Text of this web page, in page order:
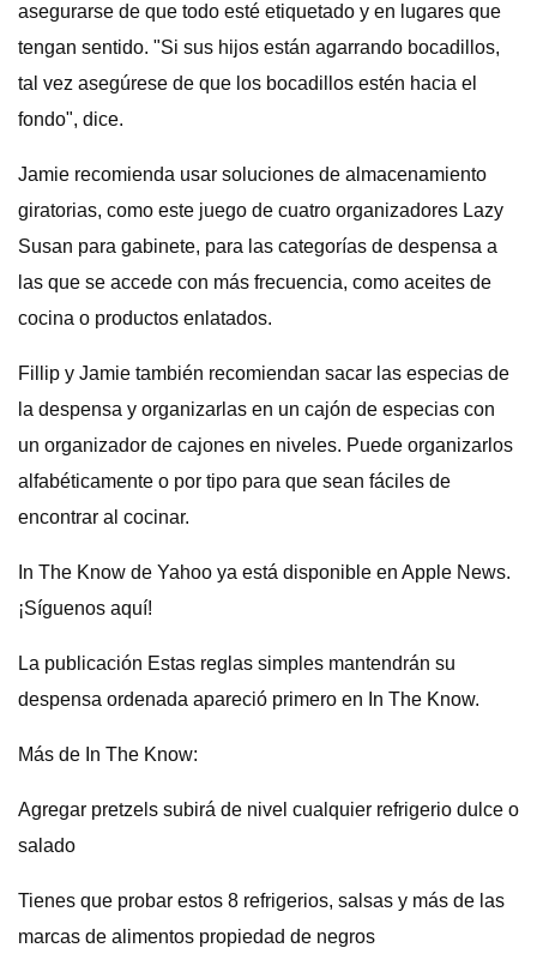
asegurarse de que todo esté etiquetado y en lugares que
tengan sentido. "Si sus hijos están agarrando bocadillos,
tal vez asegúrese de que los bocadillos estén hacia el
fondo", dice.
Jamie recomienda usar soluciones de almacenamiento
giratorias, como este juego de cuatro organizadores Lazy
Susan para gabinete, para las categorías de despensa a
las que se accede con más frecuencia, como aceites de
cocina o productos enlatados.
Fillip y Jamie también recomiendan sacar las especias de
la despensa y organizarlas en un cajón de especias con
un organizador de cajones en niveles. Puede organizarlos
alfabéticamente o por tipo para que sean fáciles de
encontrar al cocinar.
In The Know de Yahoo ya está disponible en Apple News.
¡Síguenos aquí!
La publicación Estas reglas simples mantendrán su
despensa ordenada apareció primero en In The Know.
Más de In The Know:
Agregar pretzels subirá de nivel cualquier refrigerio dulce o
salado
Tienes que probar estos 8 refrigerios, salsas y más de las
marcas de alimentos propiedad de negros